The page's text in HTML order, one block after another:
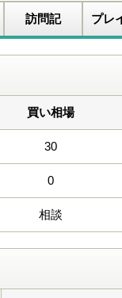
訪問記 プレ
買い相場
30
0
相談